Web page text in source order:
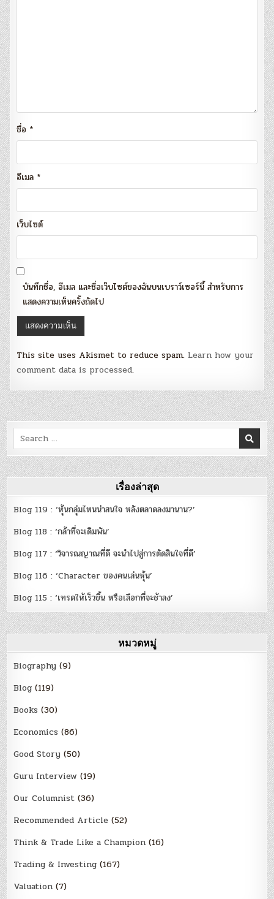
ชื่อ *
อีเมล *
เว็บไซต์
บันทึกชื่อ, อีเมล และชื่อเว็บไซต์ของฉันบนเบราว์เซอร์นี้ สำหรับการ
แสดงความเห็นครั้งถัดไป
This site uses Akismet to reduce spam. Learn how your
comment data is processed.
Search
for:
เรื่องล่าสุด
Blog 119 : ‘หุ้นกลุ่มไหนน่าสนใจ หลังตลาดลงมานาน?’
Blog 118 : ‘กล้าที่จะเดิมพัน’
Blog 117 : ‘วิจารณญาณที่ดี จะนำไปสู่การตัดสินใจที่ดี’
Blog 116 : ‘Character ของคนเล่นหุ้น’
Blog 115 : ‘เทรดให้เร็วขึ้น หรือเลือกที่จะช้าลง’
หมวดหมู่
Biography (9)
Blog (119)
Books (30)
Economics (86)
Good Story (50)
Guru Interview (19)
Our Columnist (36)
Recommended Article (52)
Think & Trade Like a Champion (16)
Trading & Investing (167)
Valuation (7)